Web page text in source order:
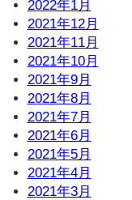
2022年1月
2021年12月
2021年11月
2021年10月
2021年9月
2021年8月
2021年7月
2021年6月
2021年5月
2021年4月
2021年3月